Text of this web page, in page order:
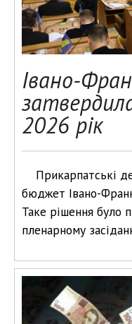
Івано-
2026 рік
Прикарпатські
бюджет Івано-
Таке рішення було
пленарному